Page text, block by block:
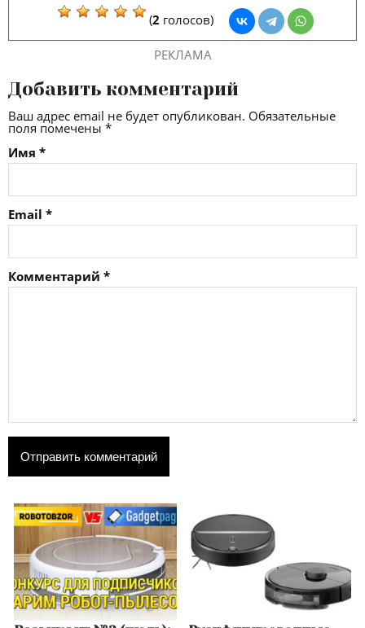
(2 голосов)
РЕКЛАМА
Добавить комментарий
Ваш адрес email не будет опубликован. Обязательные
поля помечены *
Имя *
Email *
Комментарий *